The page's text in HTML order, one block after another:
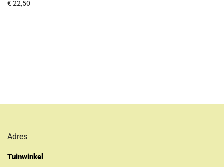
€22,50
Adres
Tuinwinkel